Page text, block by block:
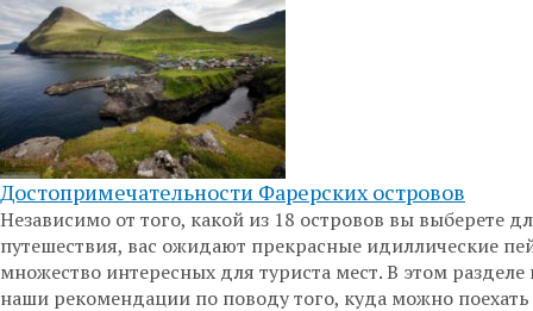
Достопримечательности Фарерских островов
Независимо от того, какой из 18 островов вы выберете
путешествия, вас ожидают прекрасные идиллические
множество интересных для туриста мест. В этом разделе
наши рекомендации по поводу того, куда можно поехать